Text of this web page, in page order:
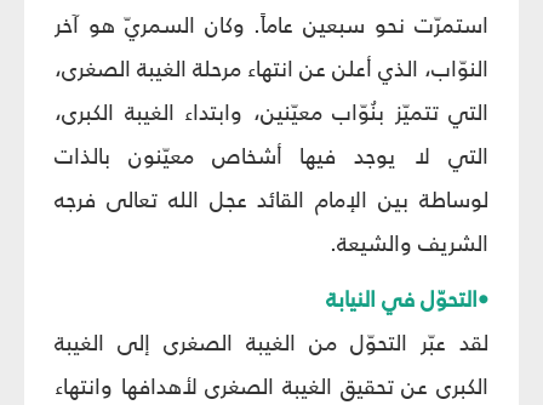
استمرّت نحو سبعين عاماً. وكان السمريّ هو آخر
النوّاب، الذي أعلن عن انتهاء مرحلة الغيبة الصغرى،
التي تتميّز بنُوّاب معيّنين، وابتداء الغيبة الكبرى،
التي لا يوجد فيها أشخاص معيّنون بالذات
لوساطة بين الإمام القائد عجل الله تعالى فرجه
الشريف والشيعة.
•التحوّل في النيابة
لقد عبّر التحوّل من الغيبة الصغرى إلى الغيبة
الكبرى عن تحقيق الغيبة الصغرى لأهدافها وانتهاء